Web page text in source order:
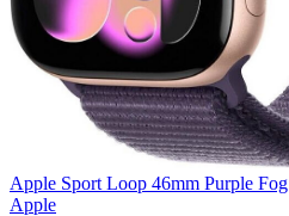
Apple Sport Loop 46mm Purple Fog
Apple